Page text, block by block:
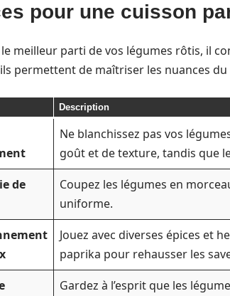
pour une cuisson
meilleur parti de vos légumes rôtis, il
permettent de maîtriser les nuances
Description
Ne blanchissez pas vos
goût et de texture, tandis que
de
Coupez les légumes en
uniforme.
Jouez avec diverses épices et
paprika pour rehausser les
Gardez à l’esprit que les